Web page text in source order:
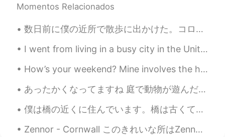
JP ES
Wanna be my friend? You can teach me
Japanese maybe?🙃
りん 2020.08.22 07:59
歌手とモデルをやっていま す。
Momentos Relacionados
数日前に僕の近所で散歩に出かけた。コロナウイルスによって駐車場全部閉鎖されたので海岸で誰もいなかった。バレーボールネットも全部下がられてブランコも閉鎖された。不思議だった。それ以来Los Ang...
I went from living in a busy city in the United States to the countryside of Japan! Life here is ...
How’s your weekend? Mine involves the humid Singapore weather, my 2 babies and café comfort food....
あったかくなってますね 庭で動物が遊んだり、狩ったりしています。 イギリスの家々の大掃除は大体この時期に行いますよ、正月じゃなくて。 最近、炭水化物を沢山食べて、太った気がしましたが なんと、...
僕は橋の近くに住んでいます。橋は古くて小さいので、鉄道会社はそれをより大きな橋に交換したいです。橋の周りで住んでいる人々は、大きな橋を恐れて抗議しています。抗議の面白い方法の一つは、将来の大きな...
Zennor - Cornwall このきれいな所はZennorと言って、南部のコーンウォールがあります。辺りの小さい村で、大きい崖とか水色な海とか広いヒースがあります。 長い歩きをしてから...